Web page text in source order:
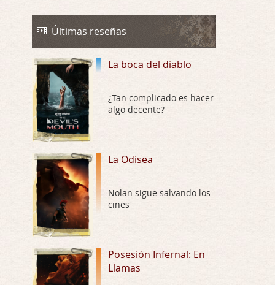
Trance
Por: Luar
Buena película, buen director y buenos ac …
El señor de las moscas
Por: Luar
Dudaba en ver la serie, una serie de 4 cap …
Hungry
Por: Croc
Las 10 películas gore de Almas
Oscuras
Por: JORDI CRUYFF
Possession
Por: Chupasangre
Mi opinión en su día. Su duracion me ha …
Últimas reseñas
La boca del diablo
¿Tan complicado es hacer
algo decente?
La Odisea
Nolan sigue salvando los
cines
Posesión Infernal: En
Llamas